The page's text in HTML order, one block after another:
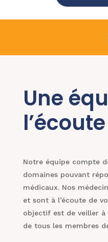
Une
l’écoute
Notre équipe compte
domaines pouvant
médicaux. Nos
et sont à l’écoute de
objectif est de veiller
de tous les membres